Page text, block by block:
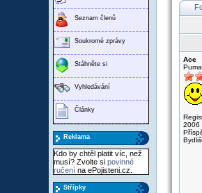
Seznam členů
Soukromé zprávy
Stáhněte si
Vyhledávání
Články
Reklama
Kdo by chtěl platit víc, než
musí? Zvolte si povinné
ručení na ePojisteni.cz.
Střípky
Ace
2006